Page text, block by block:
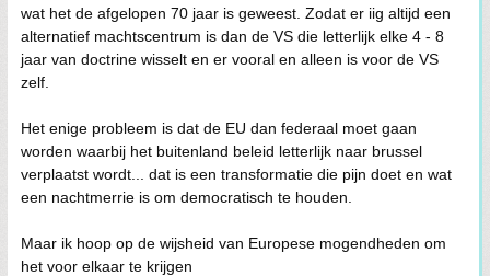
wat het de afgelopen 70 jaar is geweest. Zodat er iig altijd een
alternatief machtscentrum is dan de VS die letterlijk elke 4 - 8
jaar van doctrine wisselt en er vooral en alleen is voor de VS
zelf.
Het enige probleem is dat de EU dan federaal moet gaan
worden waarbij het buitenland beleid letterlijk naar brussel
verplaatst wordt... dat is een transformatie die pijn doet en wat
een nachtmerrie is om democratisch te houden.
Maar ik hoop op de wijsheid van Europese mogendheden om
het voor elkaar te krijgen